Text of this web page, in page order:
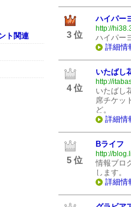
ト関連
3 位
ハイパー
http://
ハイパー
詳細情
4 位
いたばし
http://
いたばし
席チケッ
ど。
詳細情
5 位
Bライフ
http://
情報ブロ
します。
詳細情